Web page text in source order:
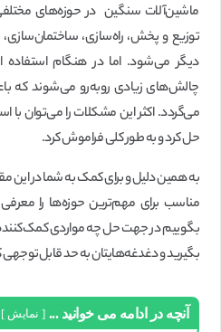
ماشین‌آلات سنگین در حوزه‌های
توزیع و پخش، راه‌سازی،
دیگر می‌شود. اما در هنگام استفاده از
چالش‌های زیادی رو‌به‌رو می‌شوند که
می‌گردد. اکثر این مشکلات را می‌توان با
حل کرد و به طور کلی فراموش کرد.
به همین دلیل و برای کمک به شما در این
مناسب برای مهم‌ترین حوزه‌ها را معرفی
بگوییم در جهت حل چه مواردی کمک‌کننده
بگیرید و دغدغه‌هایتان به حد
آنچه در ادامه می خوانید ... نمایش